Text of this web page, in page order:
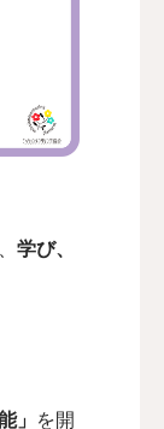
学び、
」 を開